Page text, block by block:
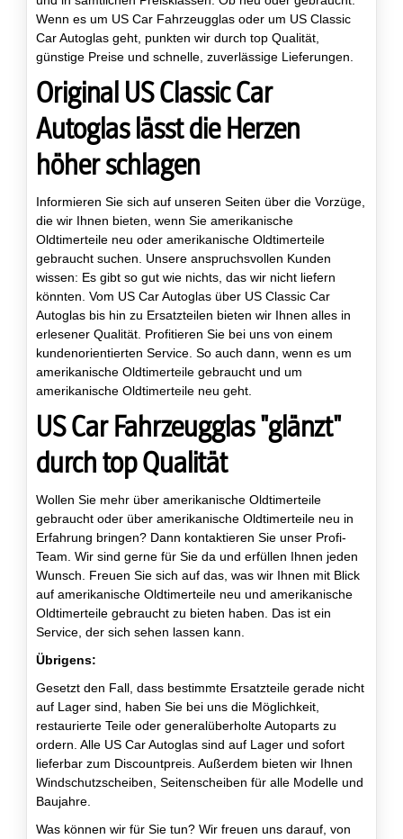
Wenn es um US Car Fahrzeugglas oder um US Classic
Car Autoglas geht, punkten wir durch top Qualität,
günstige Preise und schnelle, zuverlässige Lieferungen.
Original US Classic Car
Autoglas lässt die Herzen
höher schlagen
Informieren Sie sich auf unseren Seiten über die Vorzüge,
die wir Ihnen bieten, wenn Sie amerikanische
Oldtimerteile neu oder amerikanische Oldtimerteile
gebraucht suchen. Unsere anspruchsvollen Kunden
wissen: Es gibt so gut wie nichts, das wir nicht liefern
könnten. Vom US Car Autoglas über US Classic Car
Autoglas bis hin zu Ersatzteilen bieten wir Ihnen alles in
erlesener Qualität. Profitieren Sie bei uns von einem
kundenorientierten Service. So auch dann, wenn es um
amerikanische Oldtimerteile gebraucht und um
amerikanische Oldtimerteile neu geht.
US Car Fahrzeugglas "glänzt"
durch top Qualität
Wollen Sie mehr über amerikanische Oldtimerteile
gebraucht oder über amerikanische Oldtimerteile neu in
Erfahrung bringen? Dann kontaktieren Sie unser Profi-
Team. Wir sind gerne für Sie da und erfüllen Ihnen jeden
Wunsch. Freuen Sie sich auf das, was wir Ihnen mit Blick
auf amerikanische Oldtimerteile neu und amerikanische
Oldtimerteile gebraucht zu bieten haben. Das ist ein
Service, der sich sehen lassen kann.
Übrigens:
Gesetzt den Fall, dass bestimmte Ersatzteile gerade nicht
auf Lager sind, haben Sie bei uns die Möglichkeit,
restaurierte Teile oder generalüberholte Autoparts zu
ordern. Alle US Car Autoglas sind auf Lager und sofort
lieferbar zum Discountpreis. Außerdem bieten wir Ihnen
Windschutzscheiben, Seitenscheiben für alle Modelle und
Baujahre.
Was können wir für Sie tun? Wir freuen uns darauf, von